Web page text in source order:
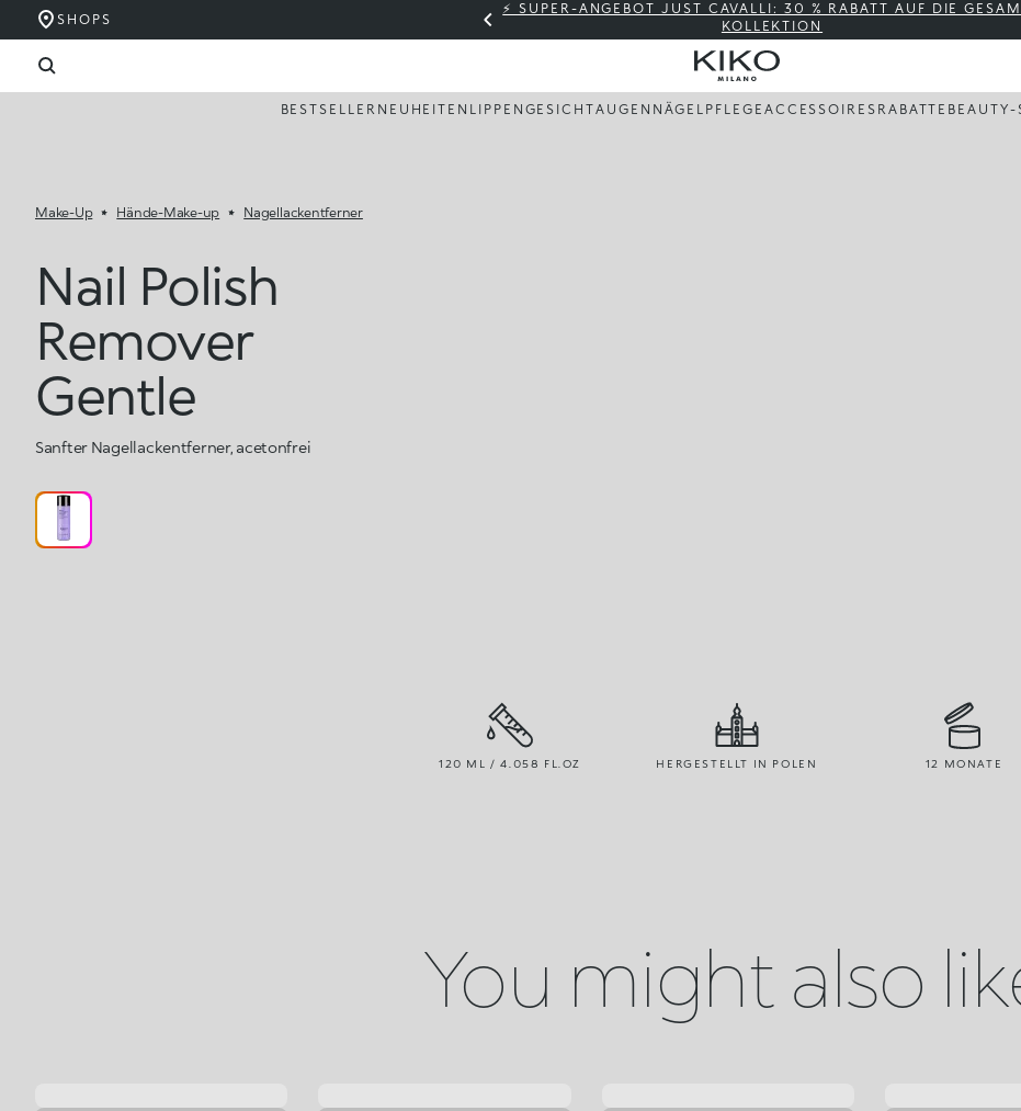
SHOPS
⚡ SUPER-ANGEBOT JUST CAVALLI: 30 % RABATT AUF DIE
KOLLEKTION
BESTSELLER NEUHEITEN LIPPEN GESICHTAUGEN NÄGEL PFLEGE ACCESSOIRES RABATTE BEAUTY-
Make-Up Hände-Make-up Nagellackentferner
Nail Polish
Remover
Gentle
Sanfter Nagellackentferner, acetonfrei
120 ML / 4.058 FL.OZ HERGESTELLT IN POLEN 12 MONATE
You might also